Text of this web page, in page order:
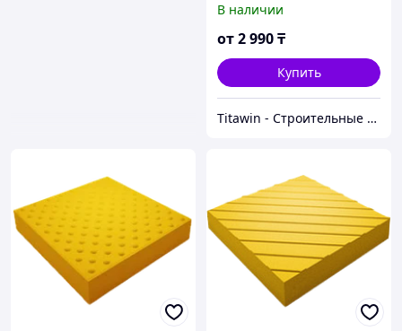
В наличии
от2 990₸
Купить
Titawin - Строительные материалы и оборудование